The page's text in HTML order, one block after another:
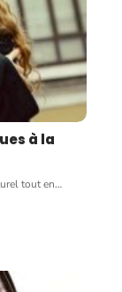
à la
tout en…